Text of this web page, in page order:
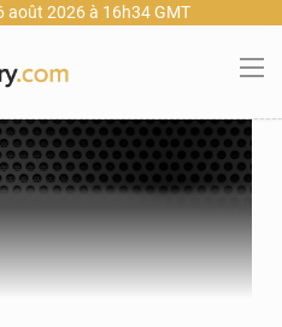
août 2026 à 16h34 GMT